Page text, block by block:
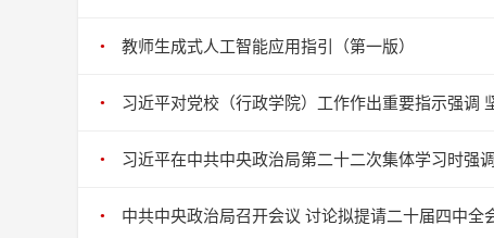
教师生成式人工智能应用指引（第一版）
习近平对党校（行政学院）工作作出重要指示强调
习近平在中共中央政治局第二十二次集体学习时强
中共中央政治局召开会议 讨论拟提请二十届四中